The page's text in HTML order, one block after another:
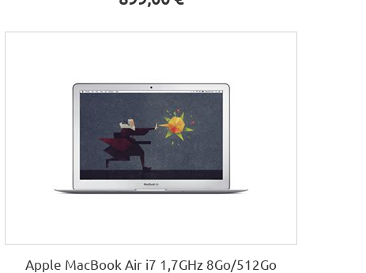
Apple MacBook Air i7 1,7GHz 8Go/512Go